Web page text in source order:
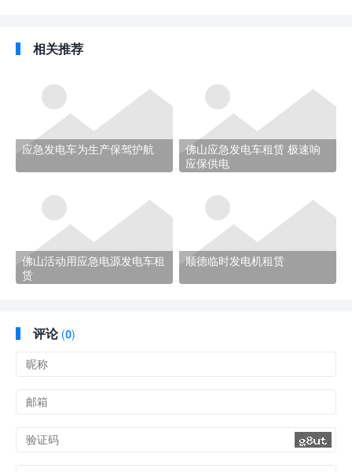
相关推荐
应急发电车为生产保驾护航
佛山应急发电车租赁 极速响
应保供电
佛山活动用应急电源发电车租
赁
顺德临时发电机租赁
评论 (0)